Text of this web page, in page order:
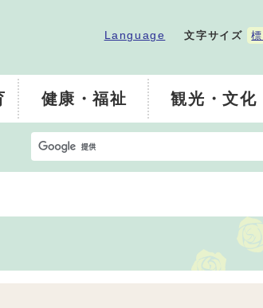
Language 文字サイズ
健康・福祉 観光・文化